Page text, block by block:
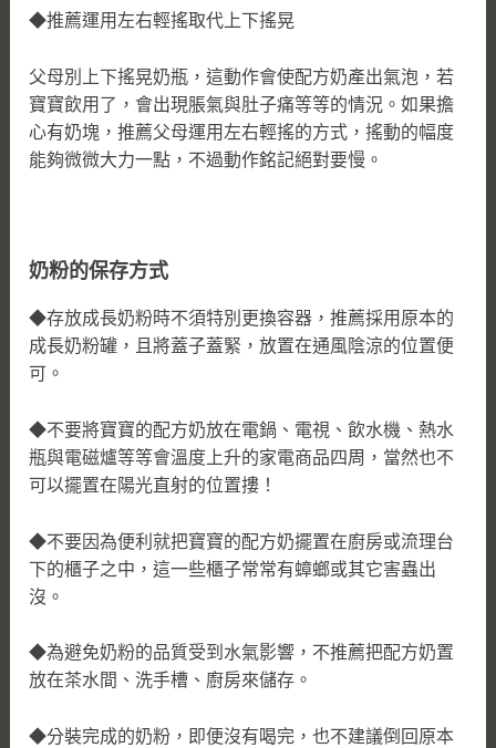
◆推薦運用左右輕搖取代上下搖晃
父母別上下搖晃奶瓶，這動作會使配方奶產出氣泡，若
寶寶飲用了，會出現脹氣與肚子痛等等的情況。如果擔
心有奶塊，推薦父母運用左右輕搖的方式，搖動的幅度
能夠微微大力一點，不過動作銘記絕對要慢。
奶粉的保存方式
◆存放成長奶粉時不須特別更換容器，推薦採用原本的
成長奶粉罐，且將蓋子蓋緊，放置在通風陰涼的位置便
可。
◆不要將寶寶的配方奶放在電鍋、電視、飲水機、熱水
瓶與電磁爐等等會溫度上升的家電商品四周，當然也不
可以擺置在陽光直射的位置摟！
◆不要因為便利就把寶寶的配方奶擺置在廚房或流理台
下的櫃子之中，這一些櫃子常常有蟑螂或其它害蟲出
沒。
◆為避免奶粉的品質受到水氣影響，不推薦把配方奶置
放在茶水間、洗手槽、廚房來儲存。
◆分裝完成的奶粉，即便沒有喝完，也不建議倒回原本